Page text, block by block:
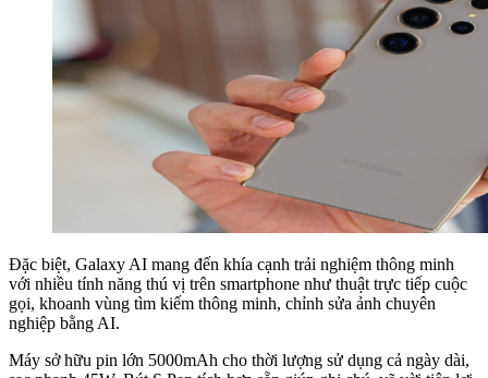
Đặc biệt, Galaxy AI mang đến khía cạnh trải nghiệm thông minh
với nhiều tính năng thú vị trên smartphone như thuật trực tiếp cuộc
gọi, khoanh vùng tìm kiếm thông minh, chỉnh sửa ảnh chuyên
nghiệp bằng AI.
Máy sở hữu pin lớn 5000mAh cho thời lượng sử dụng cả ngày dài,